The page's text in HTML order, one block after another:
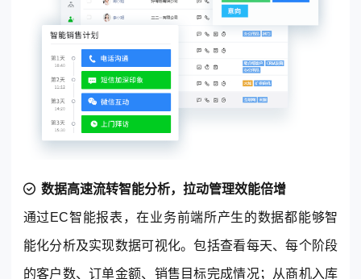
数据高速流转智能分析，拉动管理效能倍增
通过EC智能报表，在业务前端所产生的数据都能够智
能化分析及实现数据可视化。包括查看每天、每个阶段
的客户数、订单金额、销售目标完成情况；从商机入库